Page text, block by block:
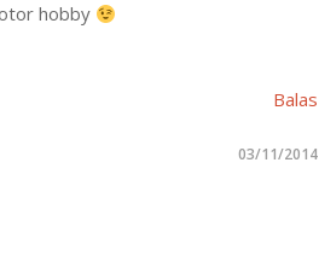
hobby
Balas
03/11/2014